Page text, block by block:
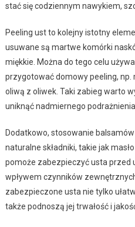
stać się codziennym nawykiem,
Peeling ust to kolejny istotny
usuwane są martwe komórki
miękkie. Można do tego celu
przygotować domowy peeling,
oliwą z oliwek. Taki zabieg warto
uniknąć nadmiernego
Dodatkowo, stosowanie
naturalne składniki, takie jak
pomoże zabezpieczyć usta przed
wpływem czynników
zabezpieczone usta nie tylko
także podnoszą jej trwałość i